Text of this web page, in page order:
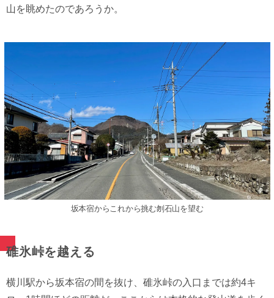
山を眺めたのであろうか。
坂本宿からこれから挑む刎石山を望む
碓氷峠を越える
横川駅から坂本宿の間を抜け、碓氷峠の入口までは約4キ